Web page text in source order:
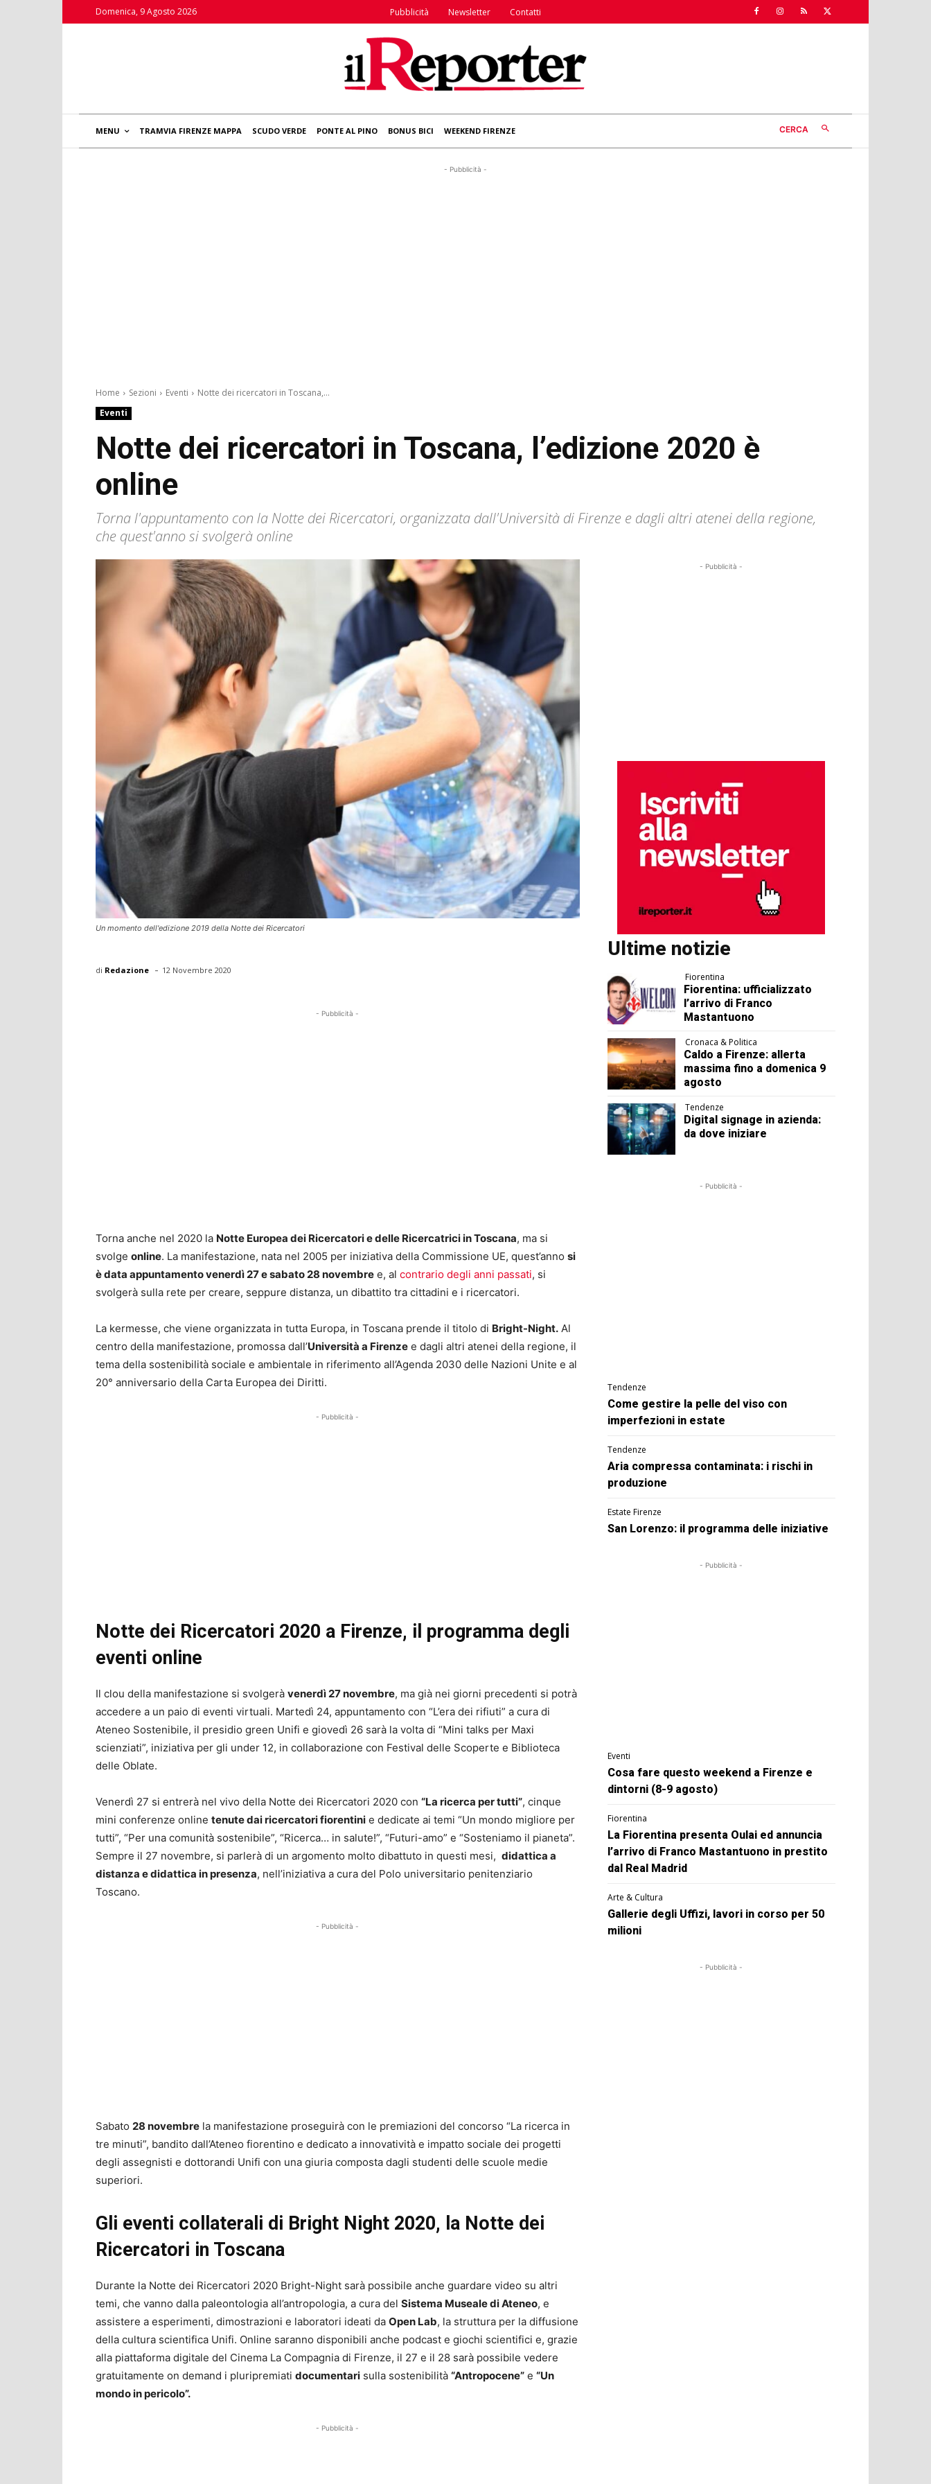
Domenica, 9 Agosto 2026 Pubblicità Newsletter Contatti
MENU TRAMVIA FIRENZE MAPPA SCUDO VERDE PONTE AL PINO BONUS BICI WEEKEND FIRENZE CERCA
- Pubblicità -
Home Sezioni Eventi
Notte dei ricercatori in Toscana,...
Eventi
Notte dei ricercatori in Toscana, l’edizione 2020 è
online
Torna l'appuntamento con la Notte dei Ricercatori, organizzata dall'Università di Firenze e dagli altri atenei della regione,
che quest'anno si svolgerà online
Un momento dell'edizione 2019 della Notte dei Ricercatori
di Redazione - 12 Novembre 2020
- Pubblicità -
Torna anche nel 2020 la Notte Europea dei Ricercatori e delle Ricercatrici in Toscana, ma si
svolge online. La manifestazione, nata nel 2005 per iniziativa della Commissione UE, quest’anno si
è data appuntamento venerdì 27 e sabato 28 novembre e, al contrario degli anni passati, si
svolgerà sulla rete per creare, seppure distanza, un dibattito tra cittadini e i ricercatori.
La kermesse, che viene organizzata in tutta Europa, in Toscana prende il titolo di Bright-Night. Al
centro della manifestazione, promossa dall’Università a Firenze e dagli altri atenei della regione, il
tema della sostenibilità sociale e ambientale in riferimento all’Agenda 2030 delle Nazioni Unite e al
20° anniversario della Carta Europea dei Diritti.
- Pubblicità -
Notte dei Ricercatori 2020 a Firenze, il programma degli
eventi online
Il clou della manifestazione si svolgerà venerdì 27 novembre, ma già nei giorni precedenti si potrà
accedere a un paio di eventi virtuali. Martedì 24, appuntamento con “L’era dei rifiuti” a cura di
Ateneo Sostenibile, il presidio green Unifi e giovedì 26 sarà la volta di “Mini talks per Maxi
scienziati”, iniziativa per gli under 12, in collaborazione con Festival delle Scoperte e Biblioteca
delle Oblate.
Venerdì 27 si entrerà nel vivo della Notte dei Ricercatori 2020 con “La ricerca per tutti”, cinque
mini conferenze online tenute dai ricercatori fiorentini e dedicate ai temi “Un mondo migliore per
tutti”, “Per una comunità sostenibile”, “Ricerca… in salute!”, “Futuri-amo” e “Sosteniamo il pianeta”.
Sempre il 27 novembre, si parlerà di un argomento molto dibattuto in questi mesi, didattica a
distanza e didattica in presenza, nell’iniziativa a cura del Polo universitario penitenziario
Toscano.
- Pubblicità -
Sabato 28 novembre la manifestazione proseguirà con le premiazioni del concorso “La ricerca in
tre minuti”, bandito dall’Ateneo fiorentino e dedicato a innovatività e impatto sociale dei progetti
degli assegnisti e dottorandi Unifi con una giuria composta dagli studenti delle scuole medie
superiori.
Gli eventi collaterali di Bright Night 2020, la Notte dei
Ricercatori in Toscana
Durante la Notte dei Ricercatori 2020 Bright-Night sarà possibile anche guardare video su altri
temi, che vanno dalla paleontologia all’antropologia, a cura del Sistema Museale di Ateneo, e
assistere a esperimenti, dimostrazioni e laboratori ideati da Open Lab, la struttura per la diffusione
della cultura scientifica Unifi. Online saranno disponibili anche podcast e giochi scientifici e, grazie
alla piattaforma digitale del Cinema La Compagnia di Firenze, il 27 e il 28 sarà possibile vedere
gratuitamente on demand i pluripremiati documentari sulla sostenibilità “Antropocene” e “Un
mondo in pericolo”.
- Pubblicità -
- Pubblicità -
Ultime notizie
Fiorentina
Fiorentina: ufficializzato
l’arrivo di Franco
Mastantuono
Cronaca & Politica
Caldo a Firenze: allerta
massima fino a domenica 9
agosto
Tendenze
Digital signage in azienda:
da dove iniziare
- Pubblicità -
Tendenze
Come gestire la pelle del viso con
imperfezioni in estate
Tendenze
Aria compressa contaminata: i rischi in
produzione
Estate Firenze
San Lorenzo: il programma delle iniziative
- Pubblicità -
Eventi
Cosa fare questo weekend a Firenze e
dintorni (8-9 agosto)
Fiorentina
La Fiorentina presenta Oulai ed annuncia
l’arrivo di Franco Mastantuono in prestito
dal Real Madrid
Arte & Cultura
Gallerie degli Uffizi, lavori in corso per 50
milioni
- Pubblicità -